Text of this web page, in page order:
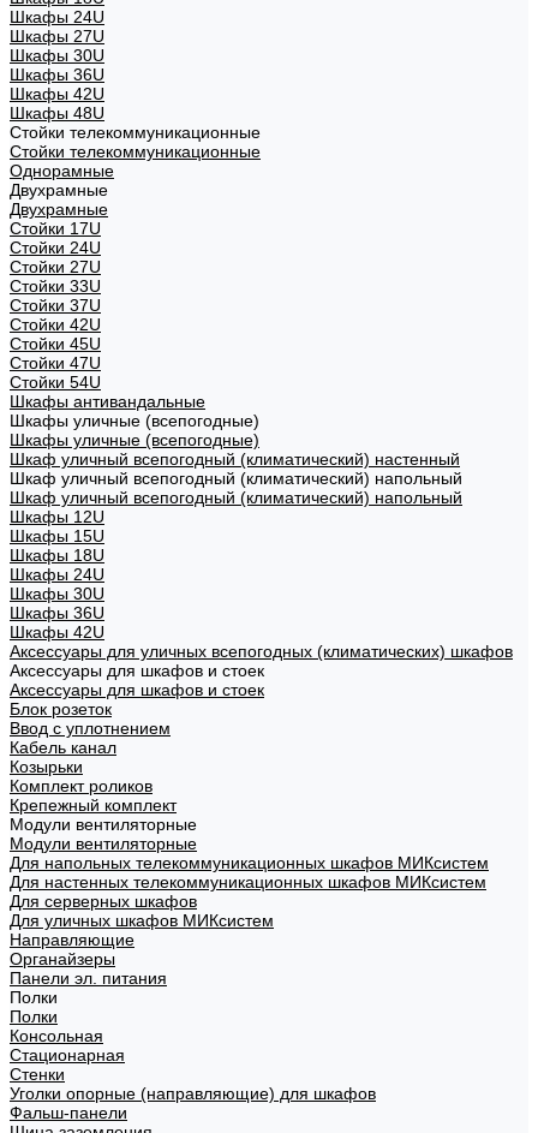
Шкафы 24U
Шкафы 27U
Шкафы 30U
Шкафы 36U
Шкафы 42U
Шкафы 48U
Стойки телекоммуникационные
Стойки телекоммуникационные
Однорамные
Двухрамные
Двухрамные
Стойки 17U
Стойки 24U
Стойки 27U
Стойки 33U
Стойки 37U
Стойки 42U
Стойки 45U
Стойки 47U
Стойки 54U
Шкафы антивандальные
Шкафы уличные (всепогодные)
Шкафы уличные (всепогодные)
Шкаф уличный всепогодный (климатический) настенный
Шкаф уличный всепогодный (климатический) напольный
Шкаф уличный всепогодный (климатический) напольный
Шкафы 12U
Шкафы 15U
Шкафы 18U
Шкафы 24U
Шкафы 30U
Шкафы 36U
Шкафы 42U
Аксессуары для уличных всепогодных (климатических) шкафов
Аксессуары для шкафов и стоек
Аксессуары для шкафов и стоек
Блок розеток
Ввод с уплотнением
Кабель канал
Козырьки
Комплект роликов
Крепежный комплект
Модули вентиляторные
Модули вентиляторные
Для напольных телекоммуникационных шкафов МИКсистем
Для настенных телекоммуникационных шкафов МИКсистем
Для серверных шкафов
Для уличных шкафов МИКсистем
Направляющие
Органайзеры
Панели эл. питания
Полки
Полки
Консольная
Стационарная
Стенки
Уголки опорные (направляющие) для шкафов
Фальш-панели